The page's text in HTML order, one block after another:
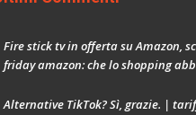
Fire stick tv in offerta su Amazon,
friday amazon: che lo shopping
Alternative TikTok? Sì, grazie. |